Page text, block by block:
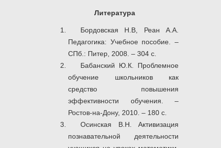
Литература
Бордовская Н.В, Реан А.А.
Педагогика: Учебное пособие. –
СПб.: Питер, 2008. – 304 с.
Бабанский Ю.К. Проблемное
обучение школьников как
средство повышения
эффективности обучения. –
Ростов-на-Дону, 2010. – 180 с.
Осинская В.Н. Активизация
познавательной деятельности